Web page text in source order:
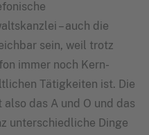
– auch die
sein, weil trotz
immer noch Kern-
Tätigkeiten ist. Die
das A und O und das
unterschiedliche Dinge